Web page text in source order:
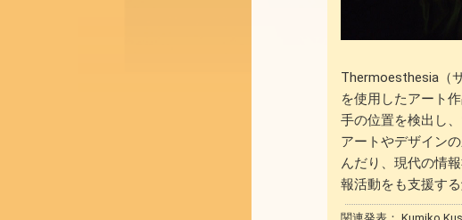
Thermoesthesia（
を使用したアート
手の位置を検出し
アートやデザイン
んだり、現代の情
報活動をも支援す